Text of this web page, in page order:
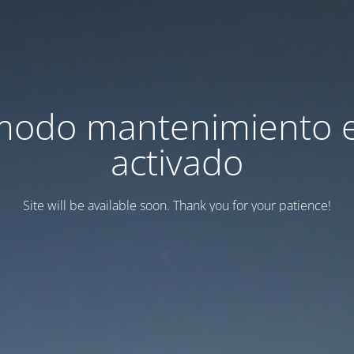
mantenimiento
activado
Site will be available soon. Thank you for your patience!